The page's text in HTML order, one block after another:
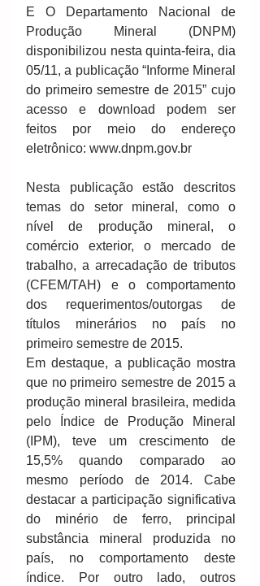
E O Departamento Nacional de
Produção Mineral (DNPM)
disponibilizou nesta quinta-feira, dia
05/11, a publicação “Informe Mineral
do primeiro semestre de 2015” cujo
acesso e download podem ser
feitos por meio do endereço
eletrônico: www.dnpm.gov.br
Nesta publicação estão descritos
temas do setor mineral, como o
nível de produção mineral, o
comércio exterior, o mercado de
trabalho, a arrecadação de tributos
(CFEM/TAH) e o comportamento
dos requerimentos/outorgas de
títulos minerários no país no
primeiro semestre de 2015.
Em destaque, a publicação mostra
que no primeiro semestre de 2015 a
produção mineral brasileira, medida
pelo Índice de Produção Mineral
(IPM), teve um crescimento de
15,5% quando comparado ao
mesmo período de 2014. Cabe
destacar a participação significativa
do minério de ferro, principal
substância mineral produzida no
país, no comportamento deste
índice. Por outro lado, outros